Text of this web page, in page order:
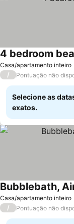
Casa/apartamento inteiro
4 bedroom
/ Pontuação não
Selecione as
exatos.
Casa/apartamento inteiro
Bubblebath,
/ Pontuação não